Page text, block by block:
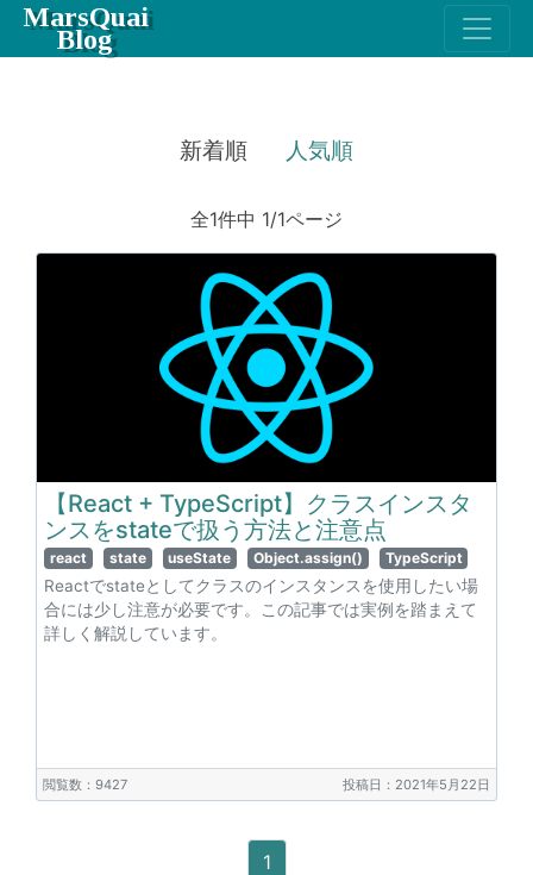
MarsQuai
Blog
新着順 人気順
全1件中 1/1ページ
【React + TypeScript】クラスインスタ
ンスをstateで扱う方法と注意点
react state useState Object.assign() TypeScript
Reactでstateとしてクラスのインスタンスを使用したい場
合には少し注意が必要です。この記事では実例を踏まえて
詳しく解説しています。
閲覧数：9427 投稿日：2021年5月22日
1